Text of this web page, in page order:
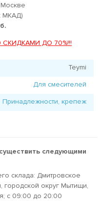
МКАД)
ДО 70%!!!
Teymi
Для смесителей
Принадлежности, крепеж
следующими
склада: Дмитровское
городской округ Мытищи,
c 09:00 до 20:00